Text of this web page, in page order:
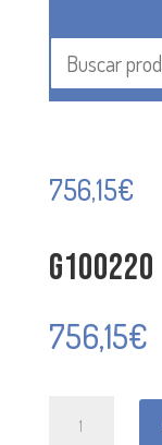
756,15€
G100220
756,15€